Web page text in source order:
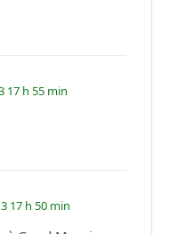
17 h 55 min
17 h 50 min